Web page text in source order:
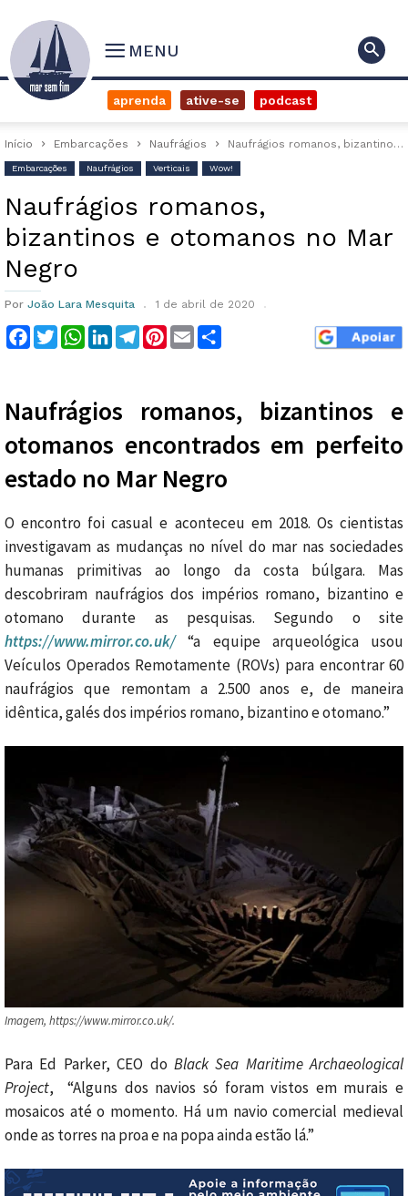
MENU
aprenda ative-se podcast
Início Embarcações Naufrágios Naufrágios romanos, bizantinos e otomanos no Mar Negro
Embarcações Naufrágios Verticais Wow!
Naufrágios romanos,
bizantinos e otomanos no Mar
Negro
Por João Lara Mesquita 1 de abril de 2020
Facebook
TwitterWhatsApp
LinkedInTelegram
Pinterest
Email
Naufrágios romanos, bizantinos e
otomanos encontrados em perfeito
estado no Mar Negro
O encontro foi casual e aconteceu em 2018. Os cientistas
investigavam as mudanças no nível do mar nas sociedades
humanas primitivas ao longo da costa búlgara. Mas
descobriram naufrágios dos impérios romano, bizantino e
otomano durante as pesquisas. Segundo o site
https://www.mirror.co.uk/
“a equipe arqueológica usou
Veículos Operados Remotamente (ROVs) para encontrar 60
naufrágios que remontam a 2.500 anos e, de maneira
idêntica, galés dos impérios romano, bizantino e otomano.”
Imagem, https://www.mirror.co.uk/.
Para Ed Parker, CEO do Black Sea Maritime Archaeological
Project, “Alguns dos navios só foram vistos em murais e
mosaicos até o momento. Há um navio comercial medieval
onde as torres na proa e na popa ainda estão lá.”